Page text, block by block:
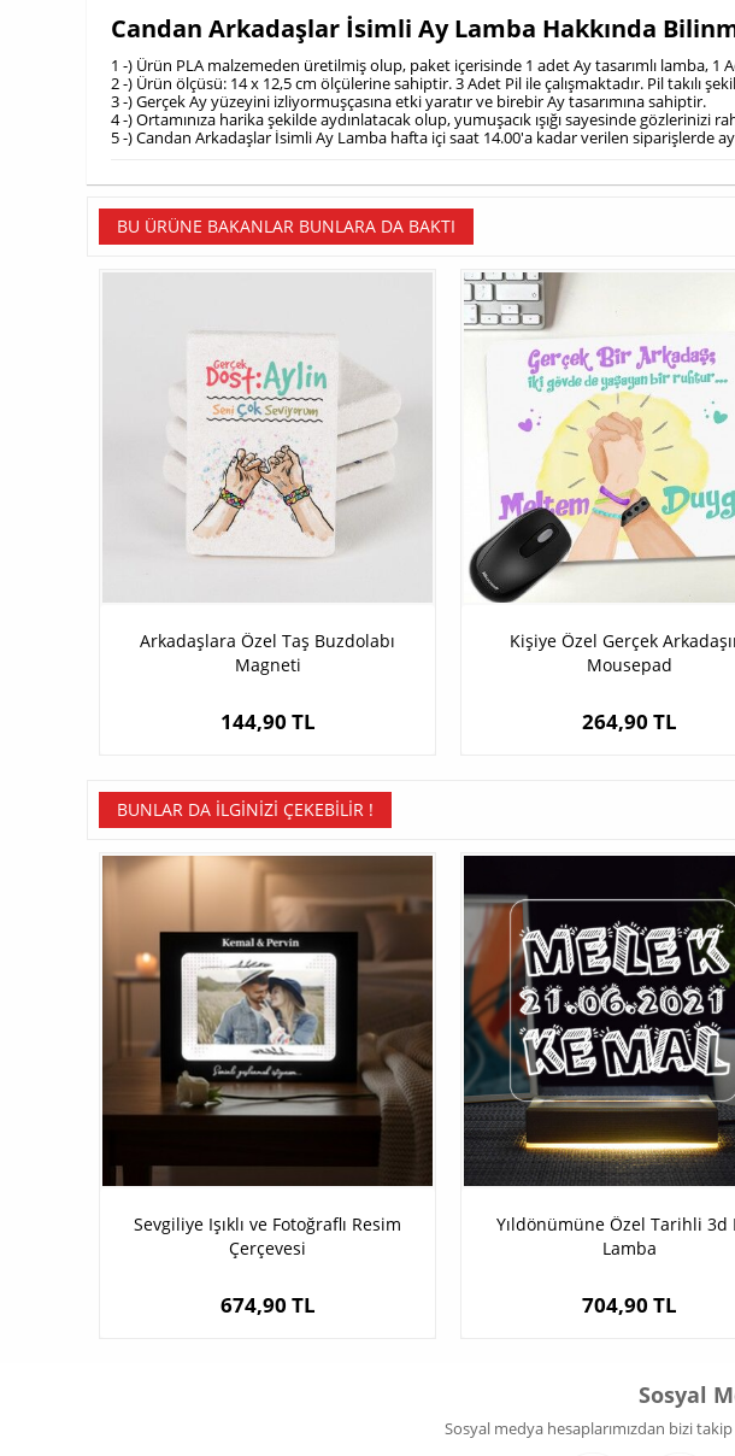
Candan Arkadaşlar İsimli Ay Lamba Hakkında
1 -) Ürün PLA malzemeden üretilmiş olup, paket içerisinde 1 adet Ay tasarımlı lamba, 1
2 -) Ürün ölçüsü: 14 x 12,5 cm ölçülerine sahiptir. 3 Adet Pil ile çalışmaktadır. Pil takılı
3 -) Gerçek Ay yüzeyini izliyormuşçasına etki yaratır ve birebir Ay tasarımına sahiptir.
4 -) Ortamınıza harika şekilde aydınlatacak olup, yumuşacık ışığı sayesinde gözlerinizi
5 -) Candan Arkadaşlar İsimli Ay Lamba hafta içi saat 14.00'a kadar verilen siparişlerde
BU ÜRÜNE BAKANLAR BUNLARA DA BAKTI
Arkadaşlara Özel Taş Buzdolabı
Magneti
144,90 TL
Kişiye Özel Gerçek
Mousepad
264,90 TL
BUNLAR DA İLGINIZI ÇEKEBILIR !
Sevgiliye Işıklı ve Fotoğraflı Resim
Çerçevesi
674,90 TL
Yıldönümüne Özel Tarihli 3d
Lamba
704,90 TL
Sosyal
Sosyal medya hesaplarımızdan bizi